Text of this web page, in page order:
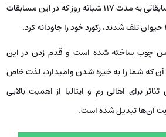
بی‌قراری کرده و با برگزاری مسابقاتی به مدت 117 شبانه روز که در این مسابقات
چوب ساخته شده است و قدم زدن در این
و نمای 360 درجه آن که شما را به خیره شدن وامیدارد، لذت خاص
برای اهالی رم و ایتالیا از اهمیت بالایی
آن‌ها تبدیل شده است.